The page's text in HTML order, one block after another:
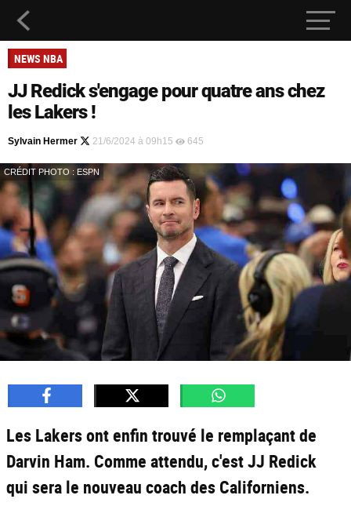
NEWS NBA
JJ Redick s'engage pour quatre ans chez
les Lakers !
Sylvain Hermer 21/6/2024 à 09h15 645
CRÉDIT PHOTO : ESPN
Les Lakers ont enfin trouvé le remplaçant de
Darvin Ham. Comme attendu, c'est JJ Redick
qui sera le nouveau coach des Californiens.